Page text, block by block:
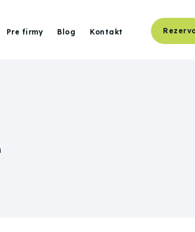
Pre firmy Blog Kontakt